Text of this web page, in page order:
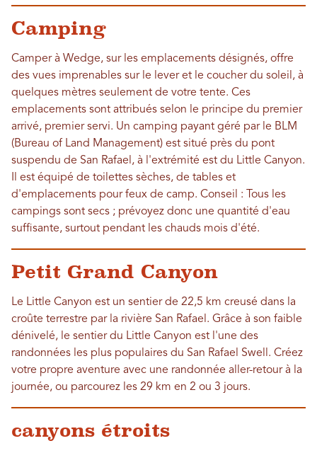
Camping
Camper à Wedge, sur les emplacements désignés, offre
des vues imprenables sur le lever et le coucher du soleil, à
quelques mètres seulement de votre tente. Ces
emplacements sont attribués selon le principe du premier
arrivé, premier servi. Un camping payant géré par le BLM
(Bureau of Land Management) est situé près du pont
suspendu de San Rafael, à l'extrémité est du Little Canyon.
Il est équipé de toilettes sèches, de tables et
d'emplacements pour feux de camp. Conseil : Tous les
campings sont secs ; prévoyez donc une quantité d'eau
suffisante, surtout pendant les chauds mois d'été.
Petit Grand Canyon
Le Little Canyon est un sentier de 22,5 km creusé dans la
croûte terrestre par la rivière San Rafael. Grâce à son faible
dénivelé, le sentier du Little Canyon est l'une des
randonnées les plus populaires du San Rafael Swell. Créez
votre propre aventure avec une randonnée aller-retour à la
journée, ou parcourez les 29 km en 2 ou 3 jours.
canyons étroits